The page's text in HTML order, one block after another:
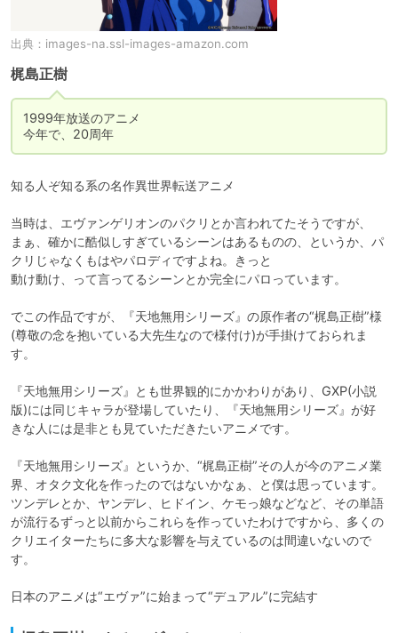
出典： images-na.ssl-images-amazon.com
梶島正樹
1999年放送のアニメ
今年で、20周年
知る人ぞ知る系の名作異世界転送アニメ
当時は、エヴァンゲリオンのパクリとか言われてたそうですが、
まぁ、確かに酷似しすぎているシーンはあるものの、というか、パ
クリじゃなくもはやパロディですよね。きっと
動け動け、って言ってるシーンとか完全にパロっています。
でこの作品ですが、『天地無用シリーズ』の原作者の“梶島正樹”様
(尊敬の念を抱いている大先生なので様付け)が手掛けておられま
す。
『天地無用シリーズ』とも世界観的にかかわりがあり、GXP(小説
版)には同じキャラが登場していたり、『天地無用シリーズ』が好
きな人には是非とも見ていただきたいアニメです。
『天地無用シリーズ』というか、“梶島正樹”その人が今のアニメ業
界、オタク文化を作ったのではないかなぁ、と僕は思っています。
ツンデレとか、ヤンデレ、ヒドイン、ケモっ娘などなど、その単語
が流行るずっと以前からこれらを作っていたわけですから、多くの
クリエイターたちに多大な影響を与えているのは間違いないので
す。
日本のアニメは“エヴァ”に始まって“デュアル”に完結す